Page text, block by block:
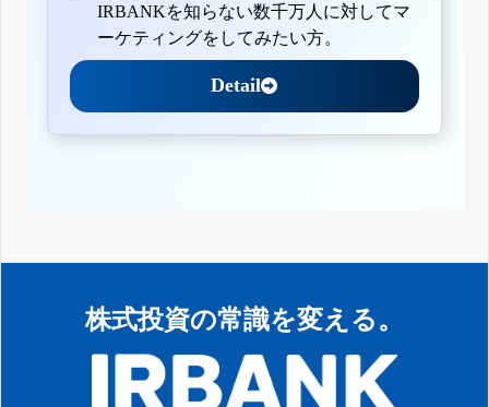
IRBANKを知らない数千万人に対してマ
ーケティングをしてみたい方。
Detail
株式投資の常識を変える。